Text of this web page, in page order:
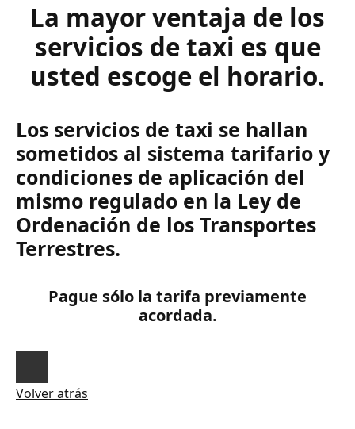
La mayor ventaja de los
servicios de taxi es que
usted escoge el horario.
Los servicios de taxi se hallan
sometidos al sistema tarifario y
condiciones de aplicación del
mismo regulado en la Ley de
Ordenación de los Transportes
Terrestres.
Pague sólo la tarifa previamente
acordada.
Volver atrás